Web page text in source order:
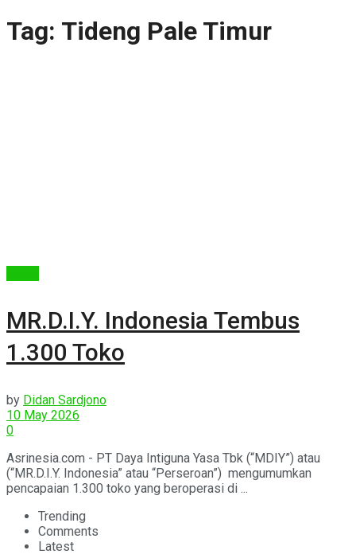
Tag: Tideng Pale Timur
MR.D.I.Y. Indonesia Tembus
1.300 Toko
by Didan Sardjono
10 May 2026
0
Asrinesia.com - PT Daya Intiguna Yasa Tbk (“MDIY”) atau
(“MR.D.I.Y. Indonesia” atau “Perseroan”) mengumumkan
pencapaian 1.300 toko yang beroperasi di ...
Trending
Comments
Latest